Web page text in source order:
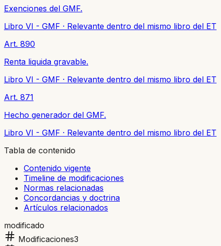
Exenciones del GMF.
Libro VI - GMF · Relevante dentro del mismo libro del ET
Art. 890
Renta liquida gravable.
Libro VI - GMF · Relevante dentro del mismo libro del ET
Art. 871
Hecho generador del GMF.
Libro VI - GMF · Relevante dentro del mismo libro del ET
Tabla de contenido
Contenido vigente
Timeline de modificaciones
Normas relacionadas
Concordancias y doctrina
Artículos relacionados
modificado
Modificaciones3